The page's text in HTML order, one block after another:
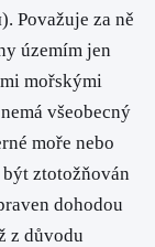
Považuje za ně
územím jen
mořskými
všeobecný
moře nebo
ztotožňován
dohodou
z důvodu